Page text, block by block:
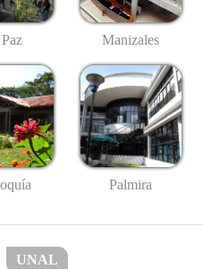
Manizales
Palmira
UNAL